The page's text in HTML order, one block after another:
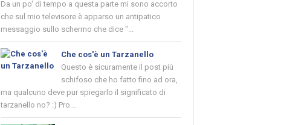
Da un po' di tempo a questa parte mi sono accorto
che sul mio televisore è apparso un antipatico
messaggio sullo schermo che dice "...
Che cos'è un Tarzanello
Questo è sicuramente il post più
schifoso che ho fatto fino ad ora,
ma qualcuno deve pur spiegarlo il significato di
tarzanello no? :) Pro...